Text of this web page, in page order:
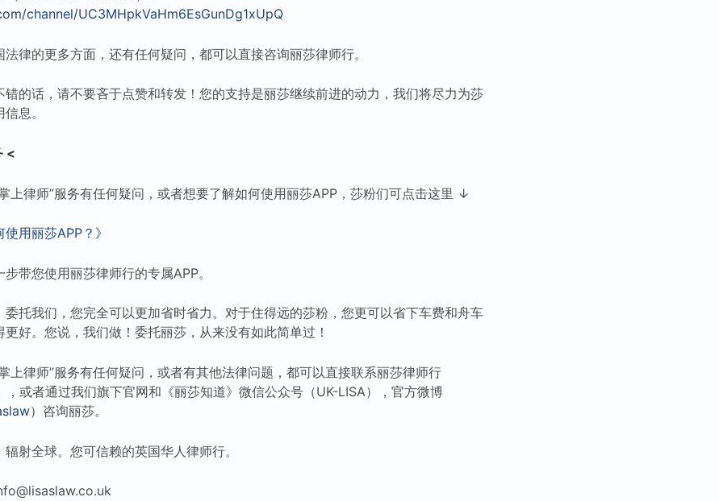
channel/UC3MHpkVaHm6EsGunDg1xUpQ
律的更多方面，还有任何疑问，都可以直接咨询丽莎律师行。
的话，请不要吝于点赞和转发！您的支持是丽莎继续前进的动力，我们将尽力为莎
息。
<
上律师”服务有任何疑问，或者想要了解如何使用丽莎APP，莎粉们可点击这里 ↓
用丽莎APP？》
带您使用丽莎律师行的专属APP。
托我们，您完全可以更加省时省力。对于住得远的莎粉，您更可以省下车费和舟车
好。您说，我们做！委托丽莎，从来没有如此简单过！
上律师”服务有任何疑问，或者有其他法律问题，都可以直接联系丽莎律师行
，或者通过我们旗下官网和《丽莎知道》微信公众号（UK-LISA），官方微博
）咨询丽莎。
射全球。您可信赖的英国华人律师行。